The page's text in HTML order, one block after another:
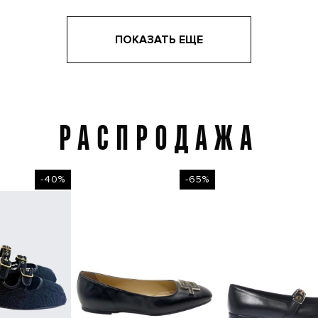
ПОКАЗАТЬ ЕЩЕ
РаспродажаРАСПРОДАЖА
-40% -65%